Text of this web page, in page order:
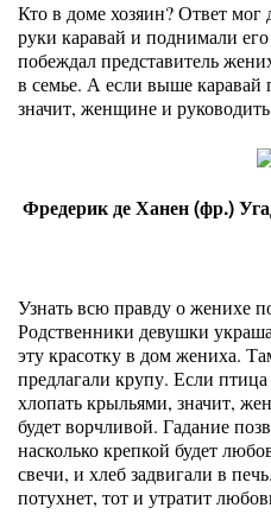
Кто в доме хозяин? Ответ мог
руки каравай и поднимали
побеждал представитель
в семье. А если выше каравай
значит, женщине и
Фредерик де Ханен (фр.)
Узнать всю правду о женихе
Родственники девушки
эту красотку в дом жениха.
предлагали крупу. Если
хлопать крыльями, значит,
будет ворчливой. Гадание
насколько крепкой будет
свечи, и хлеб задвигали в
потухнет, тот и утратит